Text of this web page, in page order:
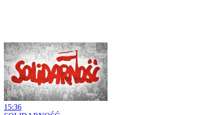
15:36